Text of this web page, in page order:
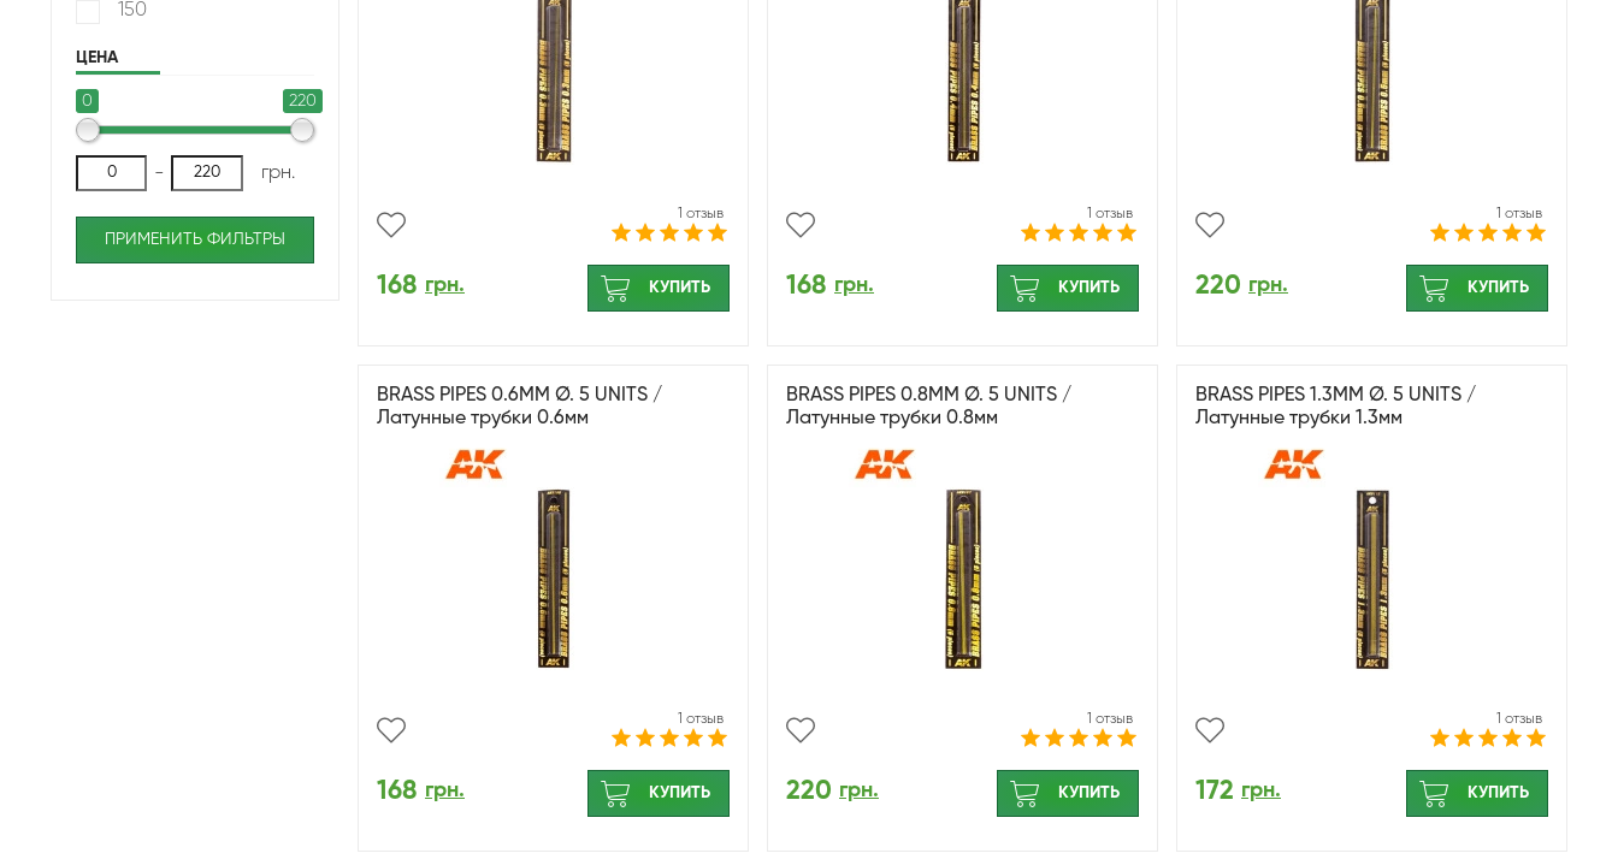
150
ЦЕНА
0 220
- грн.
ПРИМЕНИТЬ ФИЛЬТРЫ
1 отзыв
168 грн. КУПИТЬ
1 отзыв
168 грн. КУПИТЬ
1 отзыв
220 грн. КУПИТЬ
BRASS PIPES 0.6MM Ø. 5 UNITS /
Латунные трубки 0.6мм
1 отзыв
168 грн. КУПИТЬ
BRASS PIPES 0.8MM Ø. 5 UNITS /
Латунные трубки 0.8мм
1 отзыв
220 грн. КУПИТЬ
BRASS PIPES 1.3MM Ø. 5 UNITS /
Латунные трубки 1.3мм
1 отзыв
172 грн. КУПИТЬ